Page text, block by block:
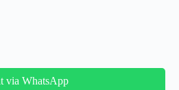
via WhatsApp